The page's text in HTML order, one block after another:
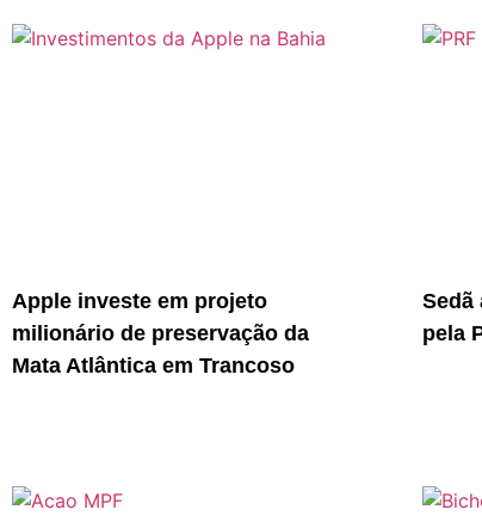
Apple investe em projeto
milionário de preservação da
Mata Atlântica em Trancoso
Sedã
pela